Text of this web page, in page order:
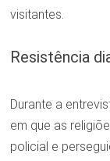
visitantes.
Resistência
Durante a
em que as
policial e